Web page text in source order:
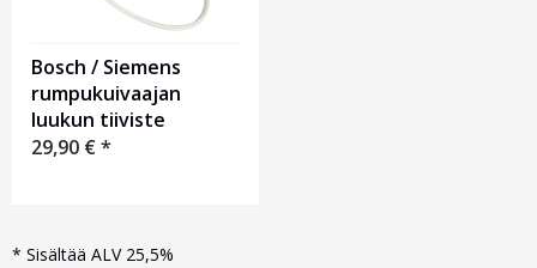
Bosch / Siemens
rumpukuivaajan
luukun tiiviste
29,90 €*
* Sisältää ALV 25,5%